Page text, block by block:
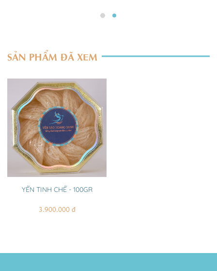
SẢN PHẨM ĐÃ XEM
YẾN TINH CHẾ - 100GR
3.900.000 đ